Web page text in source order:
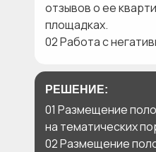
01 Размещение
на тематических
02 Размещение
отзывов о ее
площадках.
02 Работа с
РЕШЕНИЕ: